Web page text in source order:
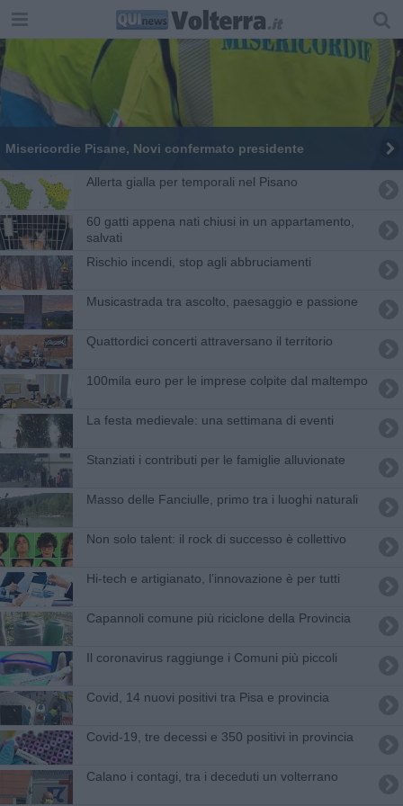
Misericordie Pisane, Novi confermato presidente
Allerta gialla per temporali nel Pisano
60 gatti appena nati chiusi in un appartamento,
salvati
Rischio incendi, stop agli abbruciamenti
Musicastrada tra ascolto, paesaggio e passione
Quattordici concerti attraversano il territorio
100mila euro per le imprese colpite dal maltempo
La festa medievale: una settimana di eventi
Stanziati i contributi per le famiglie alluvionate
Masso delle Fanciulle, primo tra i luoghi naturali
Non solo talent: il rock di successo è collettivo
Hi-tech e artigianato, l’innovazione è per tutti
Capannoli comune più riciclone della Provincia
Il coronavirus raggiunge i Comuni più piccoli
Covid, 14 nuovi positivi tra Pisa e provincia
Covid-19, tre decessi e 350 positivi in provincia
Calano i contagi, tra i deceduti un volterrano